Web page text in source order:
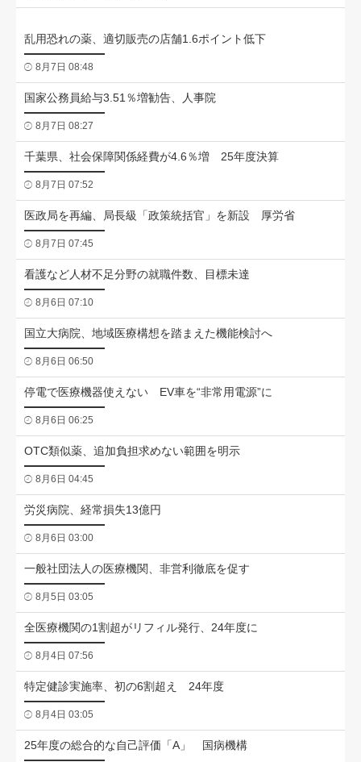
乱用恐れの薬、適切販売の店舗1.6ポイント低下
8月7日 08:48
国家公務員給与3.51％増勧告、人事院
8月7日 08:27
千葉県、社会保障関係経費が4.6％増 25年度決算
8月7日 07:52
医政局を再編、局長級「政策統括官」を新設 厚労省
8月7日 07:45
看護など人材不足分野の就職件数、目標未達
8月6日 07:10
国立大病院、地域医療構想を踏まえた機能検討へ
8月6日 06:50
停電で医療機器使えない EV車を“非常用電源”に
8月6日 06:25
OTC類似薬、追加負担求めない範囲を明示
8月6日 04:45
労災病院、経常損失13億円
8月6日 03:00
一般社団法人の医療機関、非営利徹底を促す
8月5日 03:05
全医療機関の1割超がリフィル発行、24年度に
8月4日 07:56
特定健診実施率、初の6割超え 24年度
8月4日 03:05
25年度の総合的な自己評価「A」 国病機構